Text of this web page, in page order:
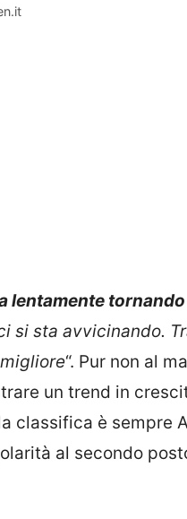
lentamente tornando
si sta avvicinando.
“. Pur non al
un trend in
classifica è sempre
al secondo